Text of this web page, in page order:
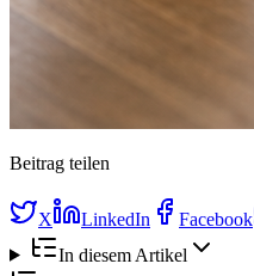
Beitrag teilen
X LinkedIn Facebook
In diesem Artikel